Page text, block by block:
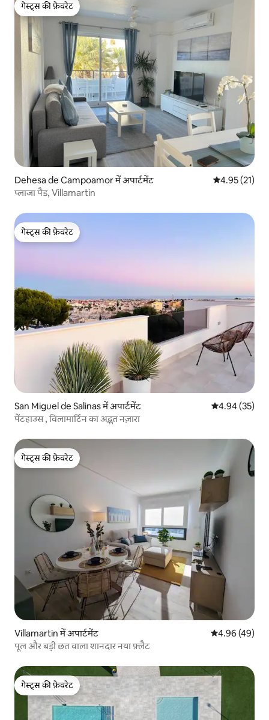
गेस्ट्स की फ़ेवरेट
गेस्ट्स की फ़ेवरेट
Dehesa de Campoamor में अपार्टमेंट औसत रेटिंग 5 में
4.95 (21)
प्लाजा पैड, Villamartin
गेस्ट्स की फ़ेवरेट
गेस्ट्स की फ़ेवरेट
San Miguel de Salinas में अपार्टमेंट औसत रेटिंग 5 में
4.94 (35)
पेंटहाउस , विलामार्टिन का अद्भुत नज़ारा
गेस्ट्स की फ़ेवरेट
गेस्ट्स की फ़ेवरेट
Villamartin में अपार्टमेंट औसत रेटिंग 5 में
4.96 (49)
पूल और बड़ी छत वाला शानदार नया फ़्लैट
गेस्ट्स की फ़ेवरेट
गेस्ट्स की फ़ेवरेट